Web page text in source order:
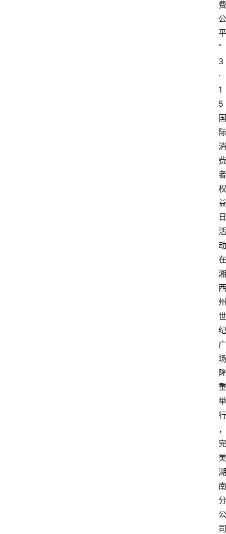
费
公
平
”
3
·
1
5
国
际
消
费
者
权
益
日
活
动
在
湘
西
州
世
纪
广
场
隆
重
举
行
，
完
美
湖
南
分
公
司